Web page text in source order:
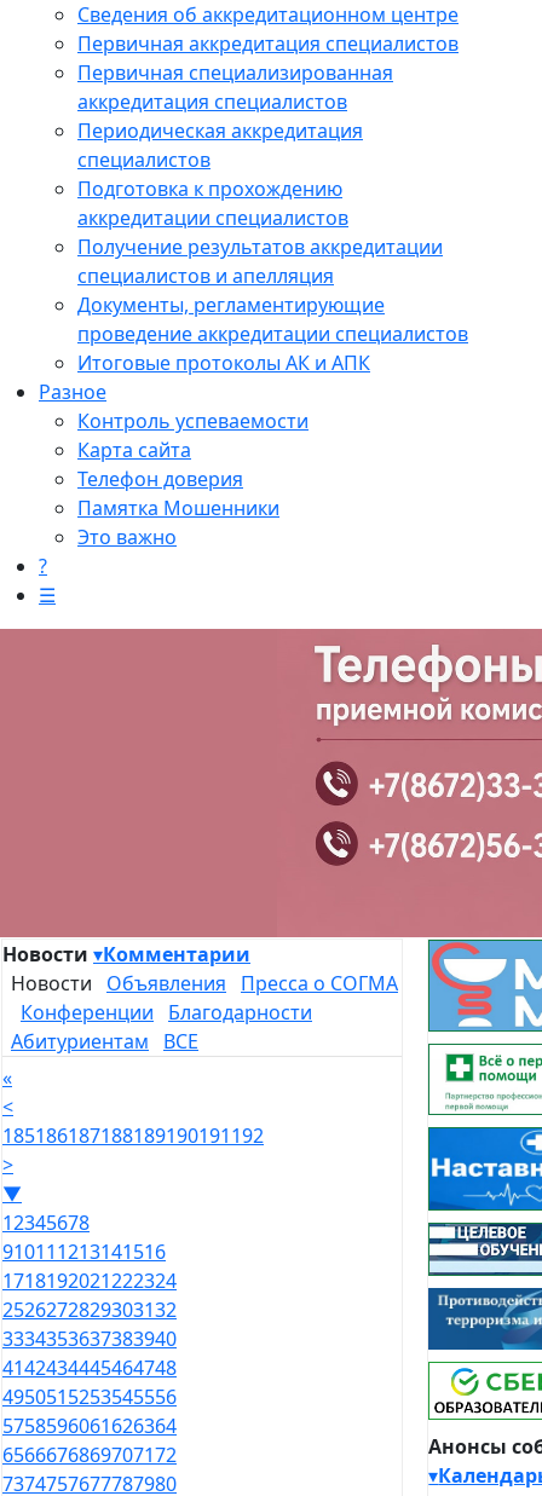
Сведения об аккредитационном центре
Первичная аккредитация специалистов
Первичная специализированная
аккредитация специалистов
Периодическая аккредитация
специалистов
Подготовка к прохождению
аккредитации специалистов
Получение результатов аккредитации
специалистов и апелляция
Документы, регламентирующие
проведение аккредитации специалистов
Итоговые протоколы АК и АПК
Разное
Контроль успеваемости
Карта сайта
Телефон доверия
Памятка Мошенники
Это важно
?
☰
Новости ▾Комментарии
Новости Объявления
Пресса о СОГМА
Конференции
Благодарности
Абитуриентам
ВСЕ
«
<
185186187188189190191192
>
▼
12345678
910111213141516
1718192021222324
2526272829303132
3334353637383940
4142434445464748
4950515253545556
5758596061626364
6566676869707172
7374757677787980
Анонсы
▾